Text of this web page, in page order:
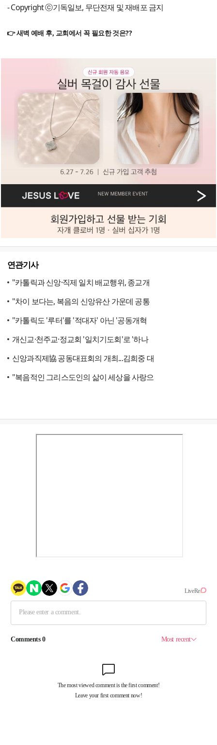
- Copyright ⓒ기독일보, 무단전재 및 재배포 금지
👉 새벽 예배 후, 교회에서 꼭 필요한 것은??
연관기사
"카톨릭과 신앙·직제 일치 배교행위, 종교개
"차이 보다는, 복음의 신앙유산 가운데 공통
"카톨릭도 '루터'를 '적대자' 아닌 '공동개혁
개신교·천주교·정교회 '일치기도회'로 '하나
신앙과직제協 공동대표회의 개최...김희중 대
"복음적인 그리스도인의 삶이 세상을 사랑으